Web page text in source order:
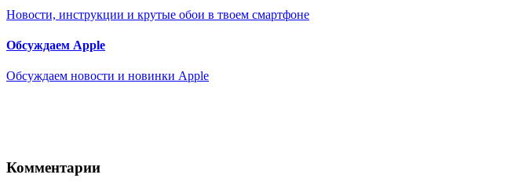
Новости, инструкции и крутые обои в твоем смартфоне
Обсуждаем Apple
Обсуждаем новости и новинки Apple
Комментарии